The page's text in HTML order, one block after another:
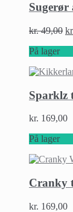
Sugerør
kr.49,00
På lager
Sparklz
kr. 169,00
På lager
Cranky
kr. 169,00